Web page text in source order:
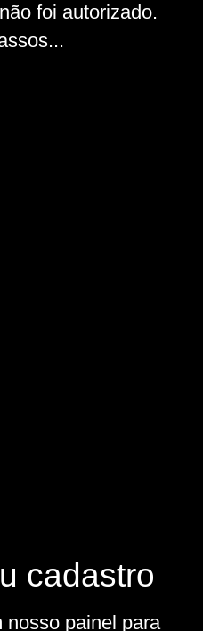
foi autorizado.
cadastro
nosso painel para